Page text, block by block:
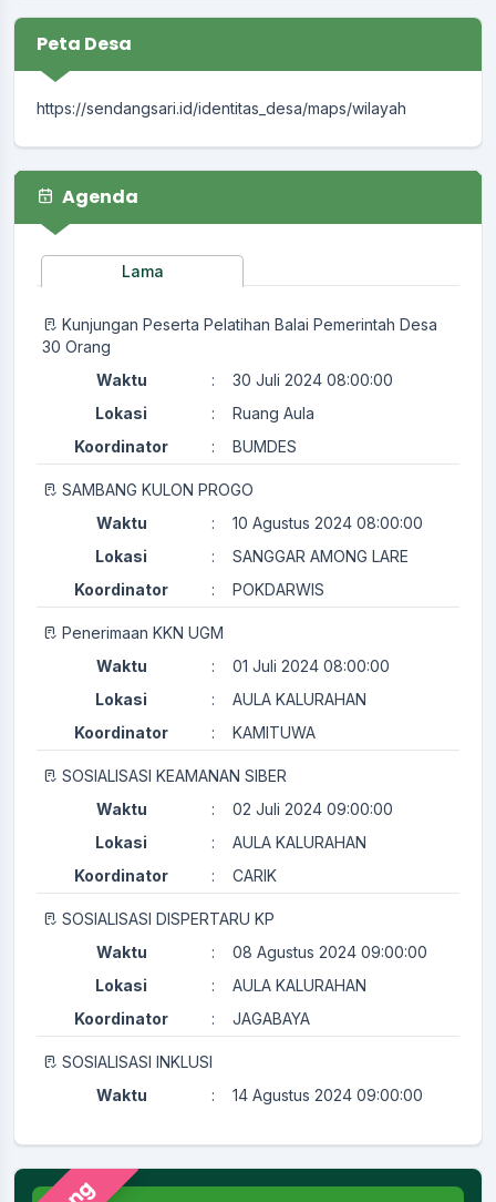
Peta Desa
https://sendangsari.id/identitas_desa/maps/wilayah
Agenda
Lama
Kunjungan Peserta Pelatihan Balai Pemerintah Desa
30 Orang
Waktu
:
30 Juli 2024 08:00:00
Lokasi
:
Ruang Aula
Koordinator
: BUMDES
SAMBANG KULON PROGO
Waktu
:
10 Agustus 2024 08:00:00
Lokasi
:
SANGGAR AMONG LARE
Koordinator
: POKDARWIS
Penerimaan KKN UGM
Waktu
:
01 Juli 2024 08:00:00
Lokasi
:
AULA KALURAHAN
Koordinator
: KAMITUWA
SOSIALISASI KEAMANAN SIBER
Waktu
:
02 Juli 2024 09:00:00
Lokasi
:
AULA KALURAHAN
Koordinator
: CARIK
SOSIALISASI DISPERTARU KP
Waktu
:
08 Agustus 2024 09:00:00
Lokasi
:
AULA KALURAHAN
Koordinator
: JAGABAYA
SOSIALISASI INKLUSI
Waktu
:
14 Agustus 2024 09:00:00